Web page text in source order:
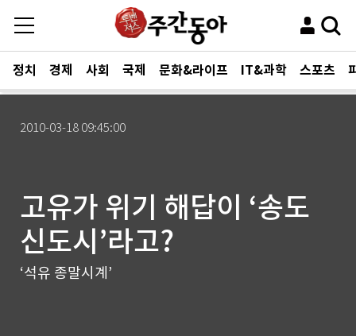
정치 경제 사회 국제 문화&라이프 IT&과학 스포츠
2010-03-18 09:45:00
고유가 위기 해답이 ‘송도
신도시’라고?
‘석유 종말시계’